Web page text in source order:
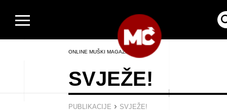
ONLINE MUŠKI MAGAZIN
SVJEŽE!
PUBLIKACIJE › SVJEŽE!